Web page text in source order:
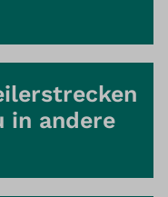
in andere